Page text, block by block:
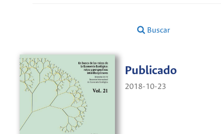
Buscar
Publicado
2018-10-23